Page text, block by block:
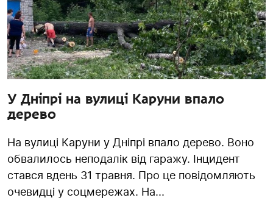
У Дніпрі на вулиці Каруни впало
дерево
На вулиці Каруни у Дніпрі впало дерево. Воно
обвалилось неподалік від гаражу. Інцидент
стався вдень 31 травня. Про це повідомляють
очевидці у соцмережах. На...